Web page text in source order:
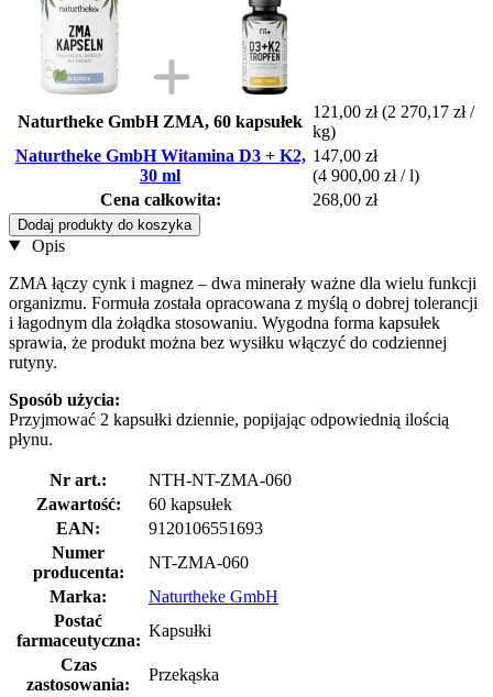
Naturtheke GmbH ZMA, 60 kapsułek
121,00 zł (2 270,17 zł /
kg)
Naturtheke GmbH Witamina D3 + K2,
30 ml
147,00 zł
(4 900,00 zł / l)
Cena całkowita:
268,00 zł
Dodaj produkty do koszyka
Opis
ZMA łączy cynk i magnez – dwa minerały ważne dla wielu funkcji
organizmu. Formuła została opracowana z myślą o dobrej tolerancji
i łagodnym dla żołądka stosowaniu. Wygodna forma kapsułek
sprawia, że produkt można bez wysiłku włączyć do codziennej
rutyny.
Sposób użycia:
Przyjmować 2 kapsułki dziennie, popijając odpowiednią ilością
płynu.
Nr art.:
NTH-NT-ZMA-060
Zawartość:
60 kapsułek
EAN:
9120106551693
Numer
producenta:
NT-ZMA-060
Marka:
Naturtheke GmbH
Postać
farmaceutyczna:
Kapsułki
Czas
zastosowania:
Przekąska